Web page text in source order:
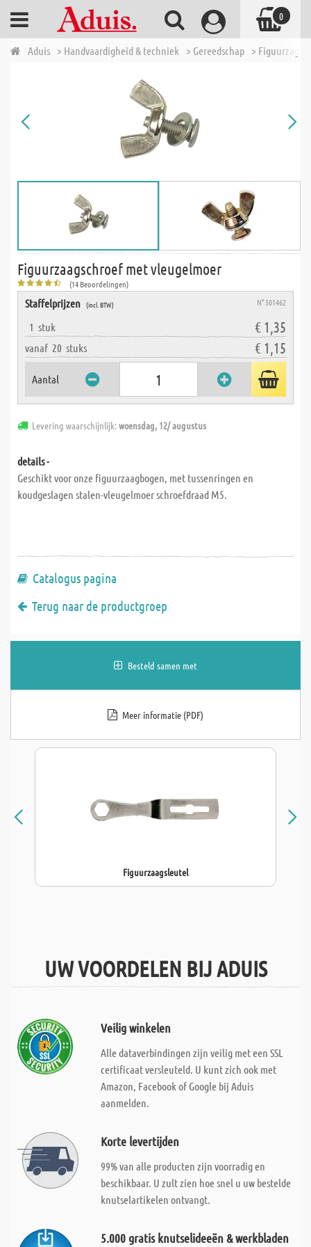
Aduis > Handvaardigheid & techniek > Gereedschap >
Figuurzaagschroef met vleugelmoer
(14 Beoordelingen)
Staffelprijzen (incl. BTW) N° 501462
1 stuk € 1,35
vanaf 20 stuks € 1,15
Aantal
Levering waarschijnlijk:woensdag, 12/ augustus
details -
Geschikt voor onze figuurzaagbogen, met tussenringen en
koudgeslagen stalen-vleugelmoer schroefdraad M5.
Catalogus pagina
Terug naar de productgroep
Besteld samen met
Meer informatie (PDF)
Figuurzaagsleutel
UW VOORDELEN BIJ ADUIS
Veilig winkelen
Alle dataverbindingen zijn veilig met een SSL
certificaat versleuteld. U kunt zich ook met
Amazon, Facebook of Google bij Aduis
aanmelden.
Korte levertijden
99% van alle producten zijn voorradig en
beschikbaar. U zult zien hoe snel u uw bestelde
knutselartikelen ontvangt.
5.000 gratis knutselideeën & werkbladen
0